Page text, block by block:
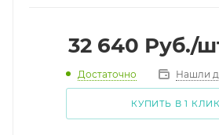
32 640 Руб./
Достаточно Нашли
КУПИТЬ В 1 КЛИК